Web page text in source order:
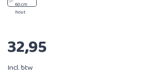
60 cm
hout
32,95
Incl. btw